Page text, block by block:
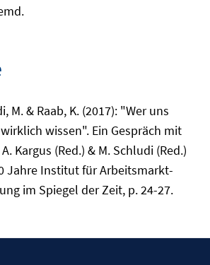
M. & Raab, K. (2017): "Wer uns
wissen". Ein Gespräch mit
Kargus (Red.) & M. Schludi (Red.)
Jahre Institut für Arbeitsmarkt-
im Spiegel der Zeit, p. 24-27.